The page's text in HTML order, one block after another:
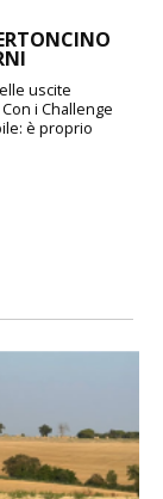
uscite
i Challenge
è proprio